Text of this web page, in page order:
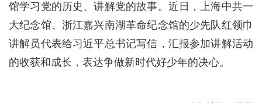
馆学习党的历史、讲解党的故事。近日，上海中共一
大纪念馆、浙江嘉兴南湖革命纪念馆的少先队红领巾
讲解员代表给习近平总书记写信，汇报参加讲解活动
的收获和成长，表达争做新时代好少年的决心。